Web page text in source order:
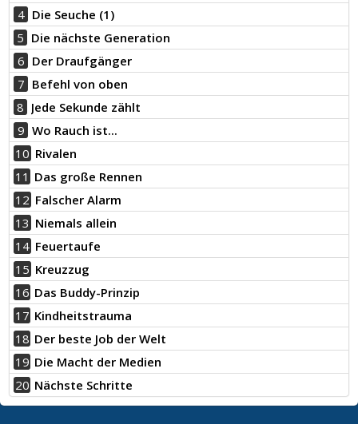
4 Die Seuche (1)
5 Die nächste Generation
6 Der Draufgänger
7 Befehl von oben
8 Jede Sekunde zählt
9 Wo Rauch ist...
10 Rivalen
11 Das große Rennen
12 Falscher Alarm
13 Niemals allein
14 Feuertaufe
15 Kreuzzug
16 Das Buddy-Prinzip
17 Kindheitstrauma
18 Der beste Job der Welt
19 Die Macht der Medien
20 Nächste Schritte